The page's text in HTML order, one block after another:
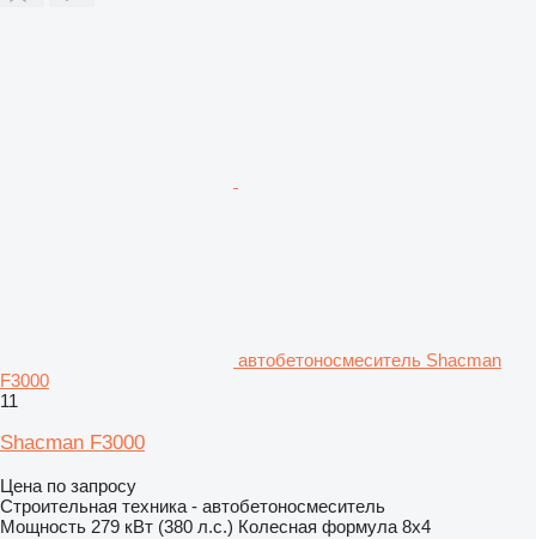
автобетоносмеситель Shacman
F3000
11
Shacman F3000
Цена по запросу
Строительная техника - автобетоносмеситель
Мощность 279 кВт (380 л.с.) Колесная формула 8x4